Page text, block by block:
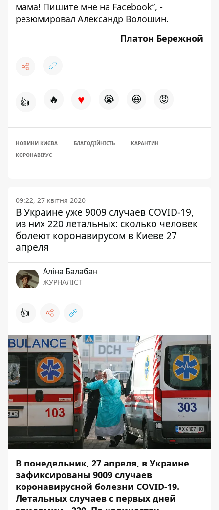
мама! Пишите мне на Facebook”, -
резюмировал Александр Волошин.
Платон Бережной
👍 🔥 ♥ 😭 😆 😡
НОВИНИ КИЄВА БЛАГОДІЙНІСТЬ
КАРАНТИН
КОРОНАВІРУС
09:22, 27 квітня 2020
В Украине уже 9009 случаев COVID-19,
из них 220 летальных: сколько человек
болеют коронавирусом в Киеве 27
апреля
Аліна Балабан
ЖУРНАЛІСТ
👍
В понедельник, 27 апреля, в Украине
зафиксированы 9009 случаев
коронавирусной болезни COVID-19.
Летальных случаев с первых дней